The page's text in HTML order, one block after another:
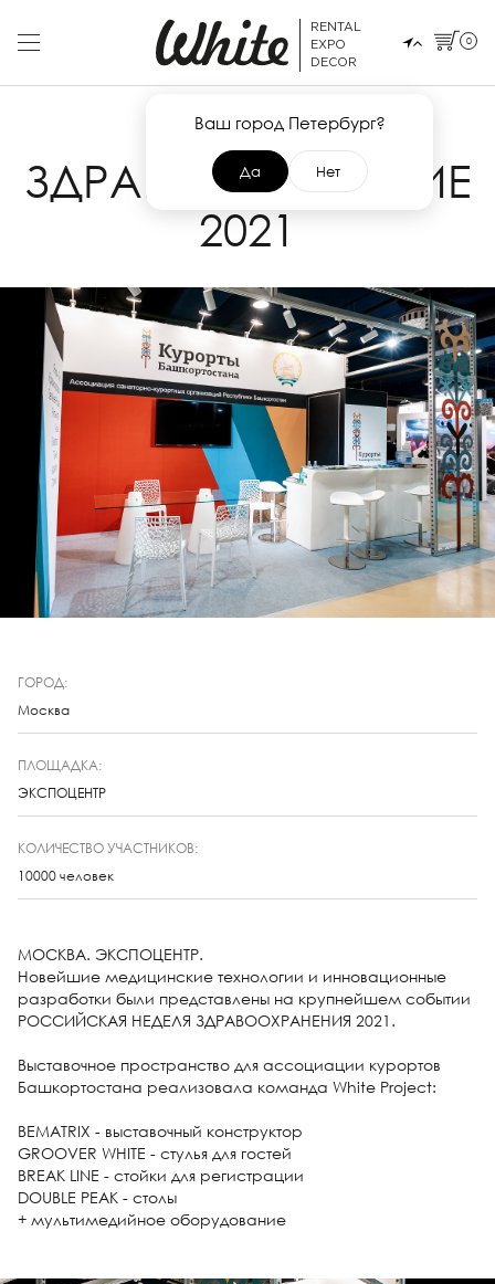
RENTAL
EXPO
DECOR
Ваш город Петербург?
Да Нет
0
19 ДЕКАБРЯ 2021
ЗДРАВООХРАНЕНИЕ
2021
ГОРОД:
Москва
ПЛОЩАДКА:
ЭКСПОЦЕНТР
КОЛИЧЕСТВО УЧАСТНИКОВ:
10000 человек
МОСКВА. ЭКСПОЦЕНТР.
Новейшие медицинские технологии и инновационные
разработки были представлены на крупнейшем событии
РОССИЙСКАЯ НЕДЕЛЯ ЗДРАВООХРАНЕНИЯ 2021.
Выставочное пространство для ассоциации курортов
Башкортостана реализовала команда White Project:
BEMATRIX - выставочный конструктор
GROOVER WHITE - стулья для гостей
BREAK LINE - стойки для регистрации
DOUBLE PEAK - cтолы
+ мультимедийное оборудование